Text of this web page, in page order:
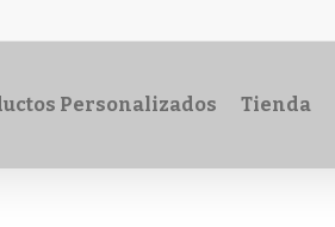
in
Personalizados Tienda